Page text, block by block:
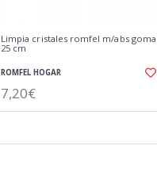
Limpia cristales romfel m/abs goma
25 cm
ROMFEL HOGAR
7,20€